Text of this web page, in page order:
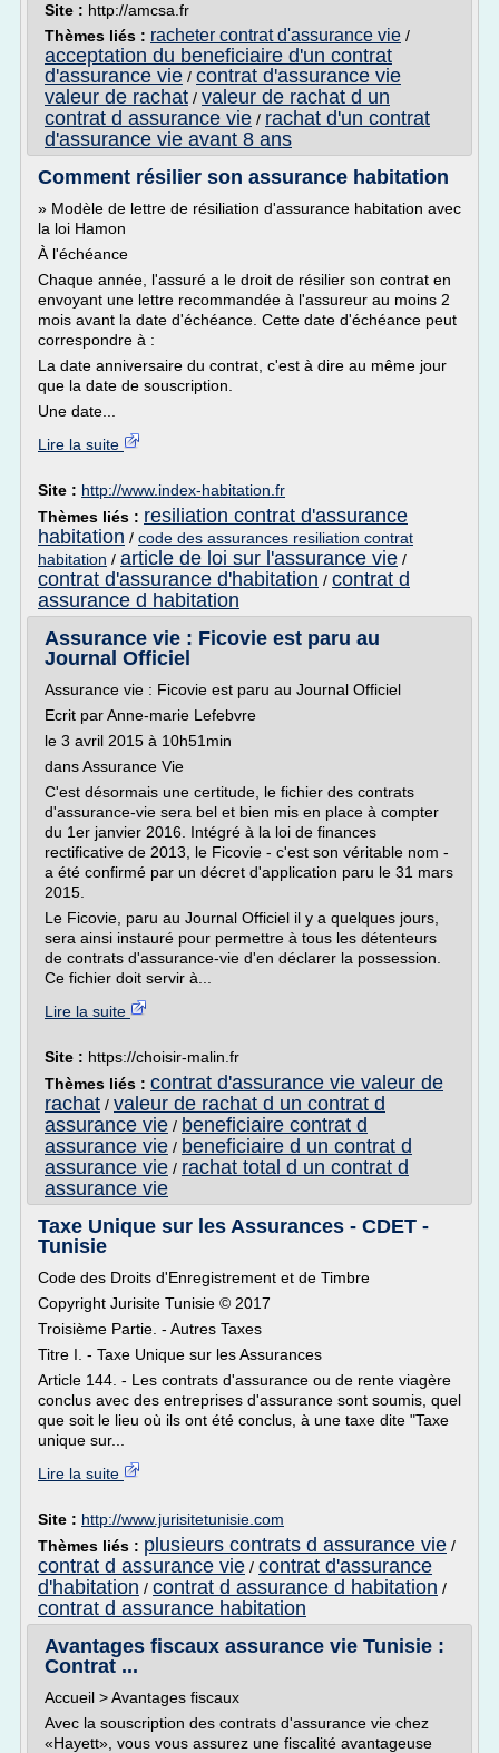
Site : http://amcsa.fr
Thèmes liés : racheter contrat d'assurance vie /
acceptation du beneficiaire d'un contrat
d'assurance vie / contrat d'assurance vie
valeur de rachat / valeur de rachat d un
contrat d assurance vie / rachat d'un contrat
d'assurance vie avant 8 ans
Comment résilier son assurance habitation
» Modèle de lettre de résiliation d'assurance habitation avec
la loi Hamon
À l'échéance
Chaque année, l'assuré a le droit de résilier son contrat en
envoyant une lettre recommandée à l'assureur au moins 2
mois avant la date d'échéance. Cette date d'échéance peut
correspondre à :
La date anniversaire du contrat, c'est à dire au même jour
que la date de souscription.
Une date...
Lire la suite
Site : http://www.index-habitation.fr
Thèmes liés : resiliation contrat d'assurance
habitation / code des assurances resiliation contrat
habitation / article de loi sur l'assurance vie /
contrat d'assurance d'habitation / contrat d
assurance d habitation
Assurance vie : Ficovie est paru au
Journal Officiel
Assurance vie : Ficovie est paru au Journal Officiel
Ecrit par Anne-marie Lefebvre
le 3 avril 2015 à 10h51min
dans Assurance Vie
C'est désormais une certitude, le fichier des contrats
d'assurance-vie sera bel et bien mis en place à compter
du 1er janvier 2016. Intégré à la loi de finances
rectificative de 2013, le Ficovie - c'est son véritable nom -
a été confirmé par un décret d'application paru le 31 mars
2015.
Le Ficovie, paru au Journal Officiel il y a quelques jours,
sera ainsi instauré pour permettre à tous les détenteurs
de contrats d'assurance-vie d'en déclarer la possession.
Ce fichier doit servir à...
Lire la suite
Site : https://choisir-malin.fr
Thèmes liés : contrat d'assurance vie valeur de
rachat / valeur de rachat d un contrat d
assurance vie / beneficiaire contrat d
assurance vie / beneficiaire d un contrat d
assurance vie / rachat total d un contrat d
assurance vie
Taxe Unique sur les Assurances - CDET -
Tunisie
Code des Droits d'Enregistrement et de Timbre
Copyright Jurisite Tunisie © 2017
Troisième Partie. - Autres Taxes
Titre I. - Taxe Unique sur les Assurances
Article 144. - Les contrats d'assurance ou de rente viagère
conclus avec des entreprises d'assurance sont soumis, quel
que soit le lieu où ils ont été conclus, à une taxe dite "Taxe
unique sur...
Lire la suite
Site : http://www.jurisitetunisie.com
Thèmes liés : plusieurs contrats d assurance vie /
contrat d assurance vie / contrat d'assurance
d'habitation / contrat d assurance d habitation /
contrat d assurance habitation
Avantages fiscaux assurance vie Tunisie :
Contrat ...
Accueil > Avantages fiscaux
Avec la souscription des contrats d'assurance vie chez
«Hayett», vous vous assurez une fiscalité avantageuse